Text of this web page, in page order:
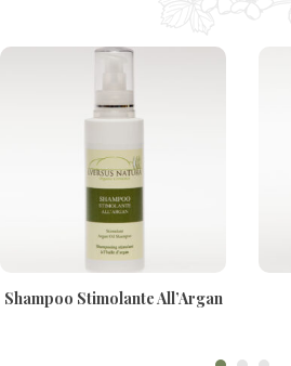
Shampoo Stimolante All’Argan